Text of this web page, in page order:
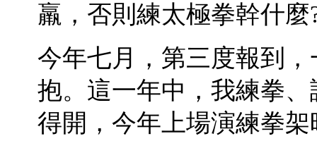
羸，否則練太極拳幹什麼
今年七月，第三度報到
抱。這一年中，我練拳
得開，今年上場演練拳